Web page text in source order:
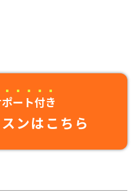
ート付き
ンはこちら